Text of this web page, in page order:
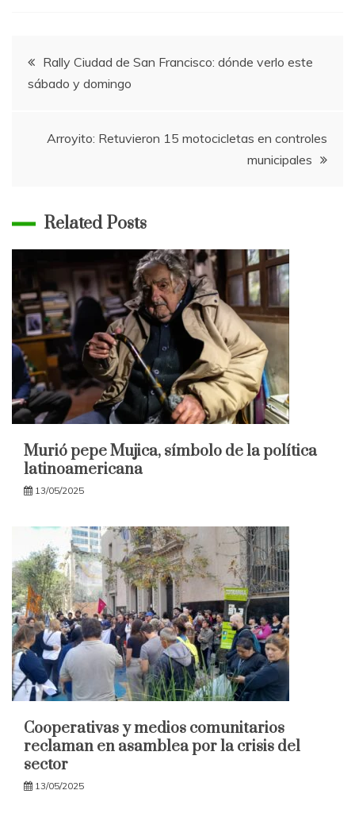
Navegación
de
entradas
Rally Ciudad de San Francisco: dónde verlo este
sábado y domingo
Arroyito: Retuvieron 15 motocicletas en controles
municipales
Related Posts
Murió pepe Mujica, símbolo de la política
latinoamericana
13/05/2025
Cooperativas y medios comunitarios
reclaman en asamblea por la crisis del
sector
13/05/2025